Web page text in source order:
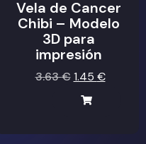
Vela de Cancer
Chibi – Modelo
3D para
impresión
3.63€ 1.45 €